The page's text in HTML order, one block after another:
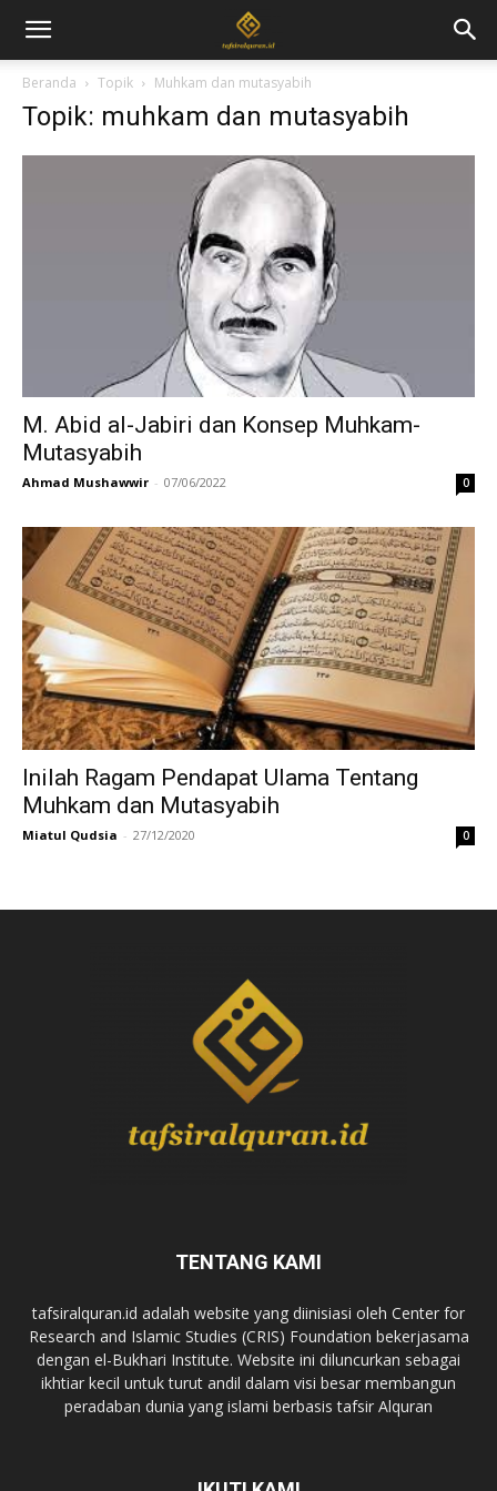
Beranda Topik Muhkam dan mutasyabih
Topik: muhkam dan mutasyabih
M. Abid al-Jabiri dan Konsep Muhkam-
Mutasyabih
Ahmad Mushawwir - 07/06/2022 0
Inilah Ragam Pendapat Ulama Tentang
Muhkam dan Mutasyabih
Miatul Qudsia - 27/12/2020 0
TENTANG KAMI
tafsiralquran.id adalah website yang diinisiasi oleh Center for
Research and Islamic Studies (CRIS) Foundation bekerjasama
dengan el-Bukhari Institute. Website ini diluncurkan sebagai
ikhtiar kecil untuk turut andil dalam visi besar membangun
peradaban dunia yang islami berbasis tafsir Alquran